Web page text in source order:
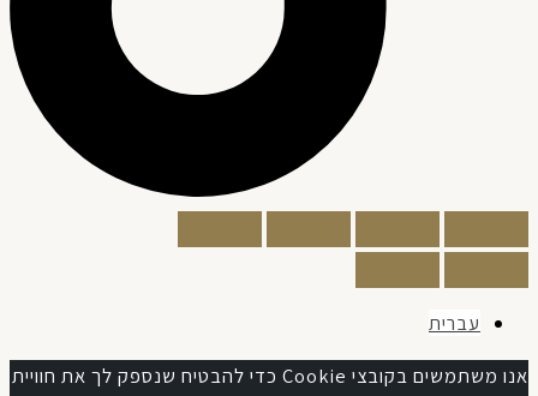
עברית
אנו משתמשים בקובצי Cookie כדי להבטיח שנספק לך את חוויית